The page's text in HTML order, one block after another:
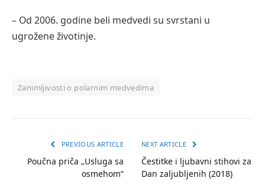
– Od 2006. godine beli medvedi su svrstani u
ugrožene životinje.
Zanimljivosti o polarnim medvedima
PREVIOUS ARTICLE
Poučna priča „Usluga sa
osmehom“
NEXT ARTICLE
Čestitke i ljubavni stihovi za
Dan zaljubljenih (2018)